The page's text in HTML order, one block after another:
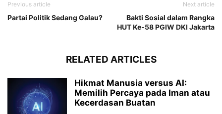
Previous article
Partai Politik Sedang Galau?
Next article
Bakti Sosial dalam Rangka
HUT Ke-58 PGIW DKI Jakarta
RELATED ARTICLES
Hikmat Manusia versus AI:
Memilih Percaya pada Iman atau
Kecerdasan Buatan